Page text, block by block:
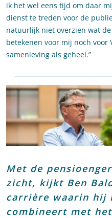
ik het wel eens tijd om daar
dienst te treden voor de
natuurlijk niet overzien wat
betekenen voor mij noch voor
samenleving als geheel.”
Met de
zicht, kijkt Ben
carrière waarin hij
combineert met